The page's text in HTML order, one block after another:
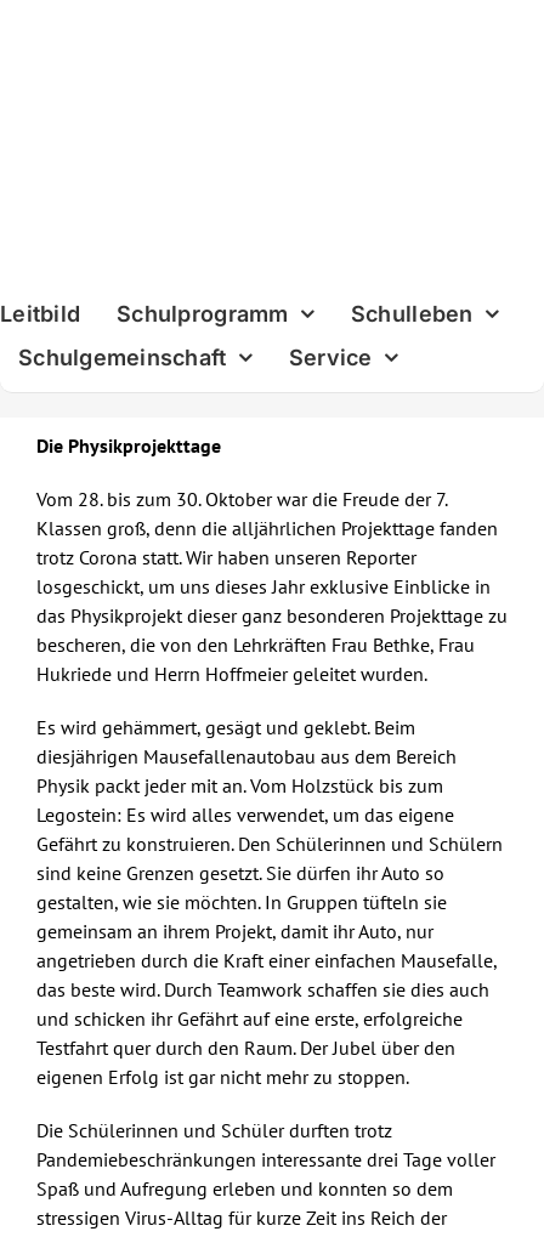
Leitbild Schulprogramm
Schulleben
Schulgemeinschaft
Service
Die Physikprojekttage
Vom 28. bis zum 30. Oktober war die Freude der 7.
Klassen groß, denn die alljährlichen Projekttage fanden
trotz Corona statt. Wir haben unseren Reporter
losgeschickt, um uns dieses Jahr exklusive Einblicke in
das Physikprojekt dieser ganz besonderen Projekttage zu
bescheren, die von den Lehrkräften Frau Bethke, Frau
Hukriede und Herrn Hoffmeier geleitet wurden.
Es wird gehämmert, gesägt und geklebt. Beim
diesjährigen Mausefallenautobau aus dem Bereich
Physik packt jeder mit an. Vom Holzstück bis zum
Legostein: Es wird alles verwendet, um das eigene
Gefährt zu konstruieren. Den Schülerinnen und Schülern
sind keine Grenzen gesetzt. Sie dürfen ihr Auto so
gestalten, wie sie möchten. In Gruppen tüfteln sie
gemeinsam an ihrem Projekt, damit ihr Auto, nur
angetrieben durch die Kraft einer einfachen Mausefalle,
das beste wird. Durch Teamwork schaffen sie dies auch
und schicken ihr Gefährt auf eine erste, erfolgreiche
Testfahrt quer durch den Raum. Der Jubel über den
eigenen Erfolg ist gar nicht mehr zu stoppen.
Die Schülerinnen und Schüler durften trotz
Pandemiebeschränkungen interessante drei Tage voller
Spaß und Aufregung erleben und konnten so dem
stressigen Virus-Alltag für kurze Zeit ins Reich der